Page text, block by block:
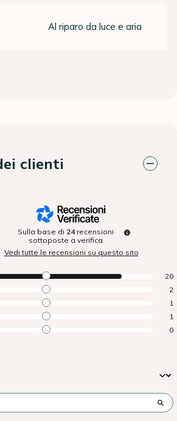
Al riparo da luce e aria
clienti
Sulla base di 24 recensioni
sottoposte a verifica
Vedi tutte le recensioni su questo sito
20
2
1
1
0